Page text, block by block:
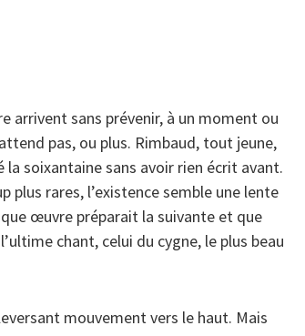
arrivent sans prévenir, à un moment ou
pas, ou plus. Rimbaud, tout jeune,
la soixantaine sans avoir rien écrit avant.
plus rares, l’existence semble une lente
œuvre préparait la suivante et que
chant, celui du cygne, le plus beau
mouvement vers le haut. Mais